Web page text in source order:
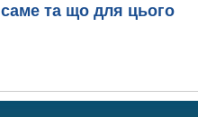
та що для цього